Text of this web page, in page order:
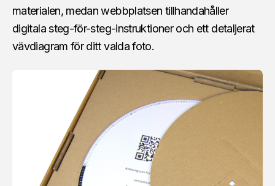
materialen, medan webbplatsen tillhandahåller
digitala steg-för-steg-instruktioner och ett detaljerat
vävdiagram för ditt valda foto.